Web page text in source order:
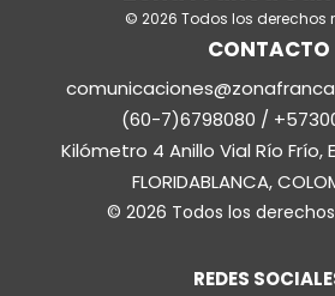
© 2026 Todos los derechos
CONTACTO
(60-7)6798080 /
Kilómetro 4 Anillo Vial Río Frío,
FLORIDABLANCA,
© 2026 Todos los
REDES